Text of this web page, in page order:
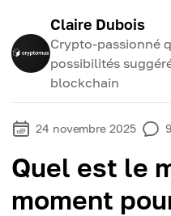
Claire Dubois
Crypto-passionné
possibilités
blockchain
24 novembre 2025
Quel est le
moment